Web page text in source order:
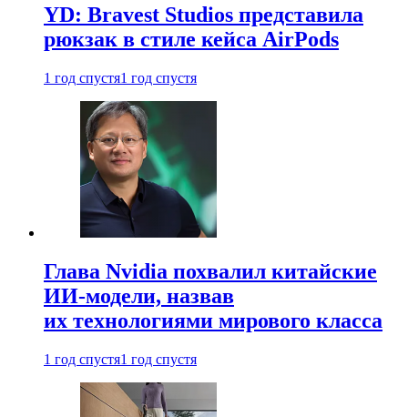
YD: Bravest Studios представила
рюкзак в стиле кейса AirPods
1 год спустя1 год спустя
Глава Nvidia похвалил китайские
ИИ-модели, назвав
их технологиями мирового класса
1 год спустя1 год спустя